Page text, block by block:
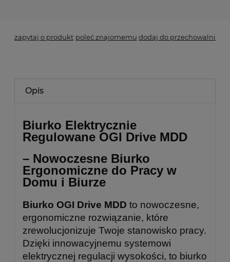
zapytaj o produkt poleć znajomemu dodaj do przechowalni
Opis
Biurko Elektrycznie
Regulowane OGI Drive MDD
– Nowoczesne Biurko
Ergonomiczne do Pracy w
Domu i Biurze
Biurko OGI Drive MDD to nowoczesne,
ergonomiczne rozwiązanie, które
zrewolucjonizuje Twoje stanowisko pracy.
Dzięki innowacyjnemu systemowi
elektrycznej regulacji wysokości, to biurko